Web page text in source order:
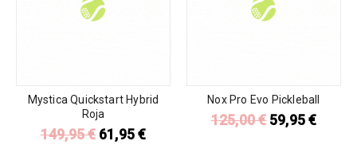
Mystica Quickstart Hybrid
Roja
149,95€ 61,95€
Nox Pro Evo Pickleball
125,00€ 59,95€